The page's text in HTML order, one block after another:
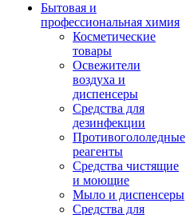
Бытовая и
профессиональная химия
Косметические
товары
Освежители
воздуха и
диспенсеры
Средства для
дезинфекции
Противогололедные
реагенты
Средства чистящие
и моющие
Мыло и диспенсеры
Средства для